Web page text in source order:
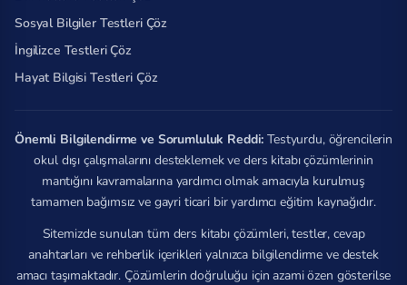
Sosyal Bilgiler Testleri Çöz
İngilizce Testleri Çöz
Hayat Bilgisi Testleri Çöz
Önemli Bilgilendirme ve Sorumluluk Reddi: Testyurdu, öğrencilerin
okul dışı çalışmalarını desteklemek ve ders kitabı çözümlerinin
mantığını kavramalarına yardımcı olmak amacıyla kurulmuş
tamamen bağımsız ve gayri ticari bir yardımcı eğitim kaynağıdır.
Sitemizde sunulan tüm ders kitabı çözümleri, testler, cevap
anahtarları ve rehberlik içerikleri yalnızca bilgilendirme ve destek
amacı taşımaktadır. Çözümlerin doğruluğu için azami özen gösterilse